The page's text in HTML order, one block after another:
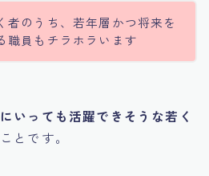
者のうち、若年層かつ将来を
職員もチラホラいます
にいっても活躍できそうな若く
とです。